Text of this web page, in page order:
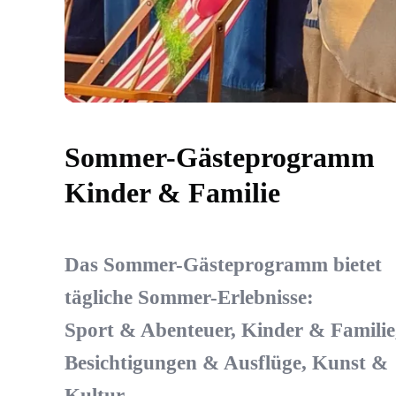
Sommer-Gästeprogramm
Kinder & Familie
Das Sommer-Gästeprogramm bietet
tägliche Sommer-Erlebnisse:
Sport & Abenteuer, Kinder &
Besichtigungen & Ausflüge, Kunst &